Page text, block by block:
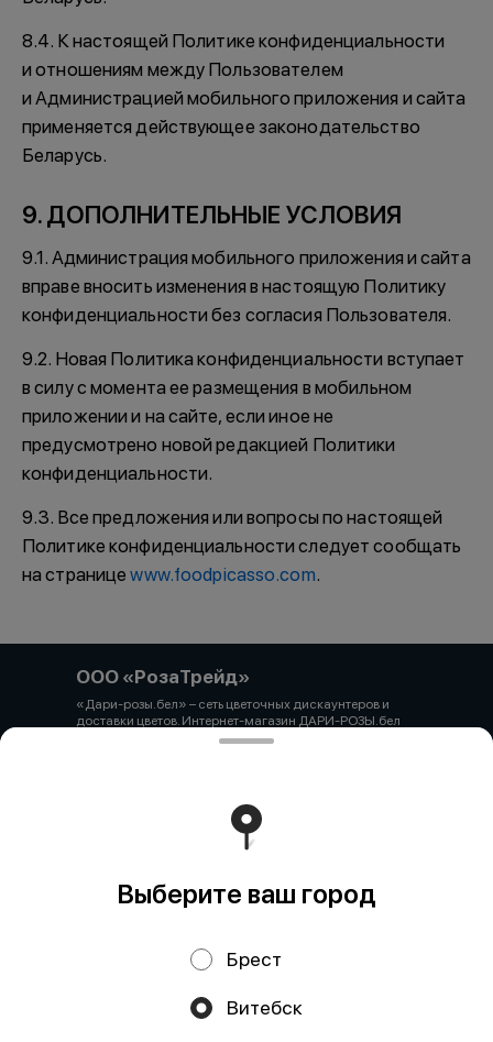
8.4. К настоящей Политике конфиденциальности
и отношениям между Пользователем
и Администрацией мобильного приложения и сайта
применяется действующее законодательство
Беларусь.
9. ДОПОЛНИТЕЛЬНЫЕ УСЛОВИЯ
9.1. Администрация мобильного приложения и сайта
вправе вносить изменения в настоящую Политику
конфиденциальности без согласия Пользователя.
9.2. Новая Политика конфиденциальности вступает
в силу с момента ее размещения в мобильном
приложении и на сайте, если иное не
предусмотрено новой редакцией Политики
конфиденциальности.
9.3. Все предложения или вопросы по настоящей
Политике конфиденциальности следует сообщать
на страницеwww.foodpicasso.com.
ООО «РозаТрейд»
«Дари-розы.бел» – сеть цветочных дискаунтеров и
доставки цветов. Интернет-магазин ДАРИ-РОЗЫ.бел
зарегистрирован 06.12.2021 № 524431 в Торговом
выдано администрацией Первомайского района г.
Витебска от 12.10.2021 УНП 391926869 Мы принимаем
онлайн оплату. ВНИМАНИЕ перед оплатой уточняйте
наличие товара у менеджера.
Политика конфиденциальности
Выберите ваш город
Брест
Витебск